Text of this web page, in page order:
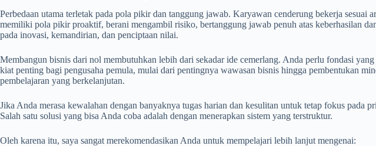
Perbedaan utama terletak pada pola pikir dan tanggung jawab. Karyawan cenderung bekerja
memiliki pola pikir proaktif, berani mengambil risiko, bertanggung jawab penuh atas keberhasilan
pada inovasi, kemandirian, dan penciptaan nilai.
Membangun bisnis dari nol membutuhkan lebih dari sekadar ide cemerlang. Anda perlu fondasi
kiat penting bagi pengusaha pemula, mulai dari pentingnya wawasan bisnis hingga pembentukan
pembelajaran yang berkelanjutan.
Jika Anda merasa kewalahan dengan banyaknya tugas harian dan kesulitan untuk tetap fokus
Salah satu solusi yang bisa Anda coba adalah dengan menerapkan sistem yang terstruktur.
Oleh karena itu, saya sangat merekomendasikan Anda untuk mempelajari lebih lanjut mengenai: